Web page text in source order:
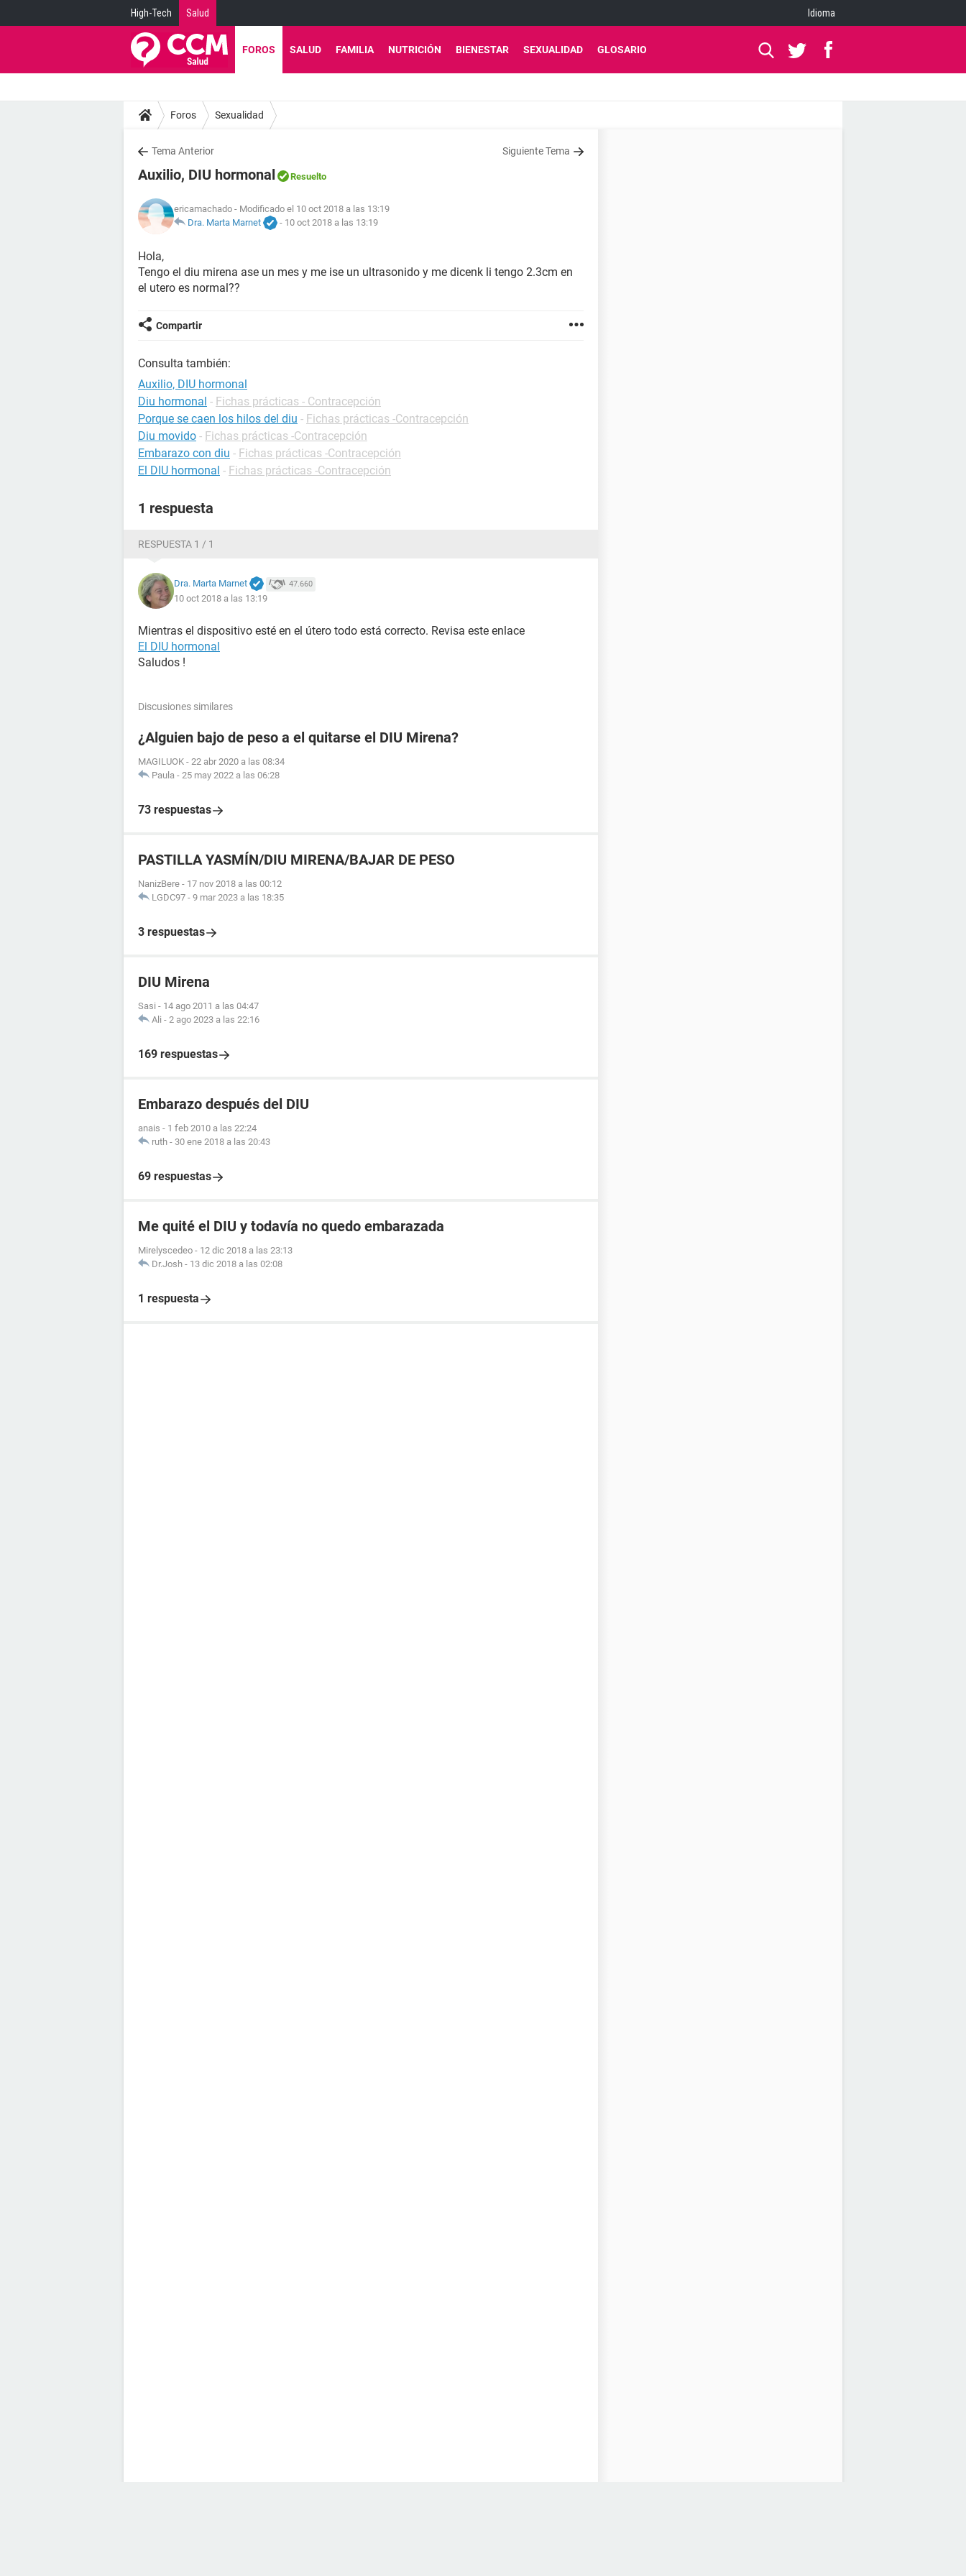
High-Tech Salud Idioma
FOROS SALUD FAMILIA NUTRICIÓN BIENESTAR SEXUALIDAD GLOSARIO
Foros Sexualidad
Tema Anterior Siguiente Tema
Auxilio, DIU hormonal Resuelto
ericamachado - Modificado el 10 oct 2018 a las 13:19
Dra. Marta Marnet
- 10 oct 2018 a las 13:19
Hola,
Tengo el diu mirena ase un mes y me ise un ultrasonido y me dicenk li tengo 2.3cm en
el utero es normal??
Compartir
Consulta también:
Auxilio, DIU hormonal
Diu hormonal - Fichas prácticas - Contracepción
Porque se caen los hilos del diu - Fichas prácticas -Contracepción
Diu movido - Fichas prácticas -Contracepción
Embarazo con diu - Fichas prácticas -Contracepción
El DIU hormonal - Fichas prácticas -Contracepción
1 respuesta
RESPUESTA 1 / 1
Dra. Marta Marnet 47.660
10 oct 2018 a las 13:19
Mientras el dispositivo esté en el útero todo está correcto. Revisa este enlace
El DIU hormonal
Saludos !
Discusiones similares
¿Alguien bajo de peso a el quitarse el DIU Mirena?
MAGILUOK - 22 abr 2020 a las 08:34
Paula - 25 may 2022 a las 06:28
73 respuestas
PASTILLA YASMÍN/DIU MIRENA/BAJAR DE PESO
NanizBere - 17 nov 2018 a las 00:12
LGDC97 - 9 mar 2023 a las 18:35
3 respuestas
DIU Mirena
Sasi - 14 ago 2011 a las 04:47
Ali - 2 ago 2023 a las 22:16
169 respuestas
Embarazo después del DIU
anais - 1 feb 2010 a las 22:24
ruth - 30 ene 2018 a las 20:43
69 respuestas
Me quité el DIU y todavía no quedo embarazada
Mirelyscedeo - 12 dic 2018 a las 23:13
Dr.Josh - 13 dic 2018 a las 02:08
1 respuesta